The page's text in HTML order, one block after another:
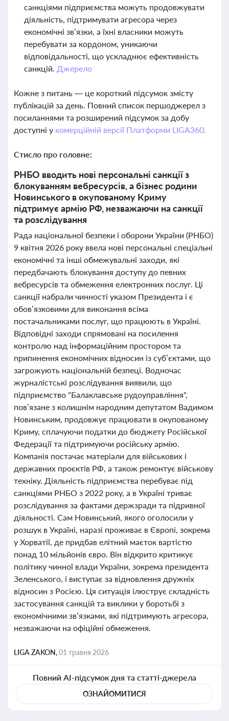
санкціями підприємства можуть продовжувати
діяльність, підтримувати агресора через
економічні зв’язки, а їхні власники можуть
перебувати за кордоном, уникаючи
відповідальності, що ускладнює ефективність
санкцій. Джерело
Кожне з питань — це короткий підсумок змісту
публікацій за день. Повний список першоджерел з
посиланнями та розширений підсумок за добу
доступні у комерційній версії Платформи LIGA360.
Стисло про головне:
РНБО вводить нові персональні санкції з
блокуванням вебресурсів, а бізнес родини
Новинського в окупованому Криму
підтримує армію РФ, незважаючи на санкції
та розслідування
Рада національної безпеки і оборони України (РНБО)
9 квітня 2026 року ввела нові персональні спеціальні
економічні та інші обмежувальні заходи, які
передбачають блокування доступу до певних
вебресурсів та обмеження електронних послуг. Ці
санкції набрали чинності указом Президента і є
обов’язковими для виконання всіма
постачальниками послуг, що працюють в Україні.
Відповідні заходи спрямовані на посилення
контролю над інформаційним простором та
припинення економічних відносин із суб’єктами, що
загрожують національній безпеці. Водночас
журналістські розслідування виявили, що
підприємство "Балаклавське рудоуправління",
пов’язане з колишнім народним депутатом Вадимом
Новинським, продовжує працювати в окупованому
Криму, сплачуючи податки до бюджету Російської
Федерації та підтримуючи російську армію.
Компанія постачає матеріали для військових і
державних проєктів РФ, а також ремонтує військову
техніку. Діяльність підприємства перебуває під
санкціями РНБО з 2022 року, а в Україні триває
розслідування за фактами держзради та підривної
діяльності. Сам Новинський, якого оголосили у
розшук в Україні, наразі проживає в Європі, зокрема
у Хорватії, де придбав елітний маєток вартістю
понад 10 мільйонів євро. Він відкрито критикує
політику чинної влади України, зокрема президента
Зеленського, і виступає за відновлення дружніх
відносин з Росією. Ця ситуація ілюструє складність
застосування санкцій та виклики у боротьбі з
економічними зв’язками, які підтримують агресора,
незважаючи на офіційні обмеження.
LIGA ZAKON,01 травня 2026
Повний AI-підсумок дня та статті-джерела
ОЗНАЙОМИТИСЯ